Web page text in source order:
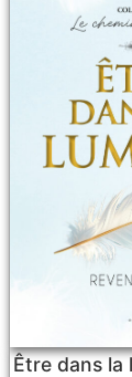
Être dans la